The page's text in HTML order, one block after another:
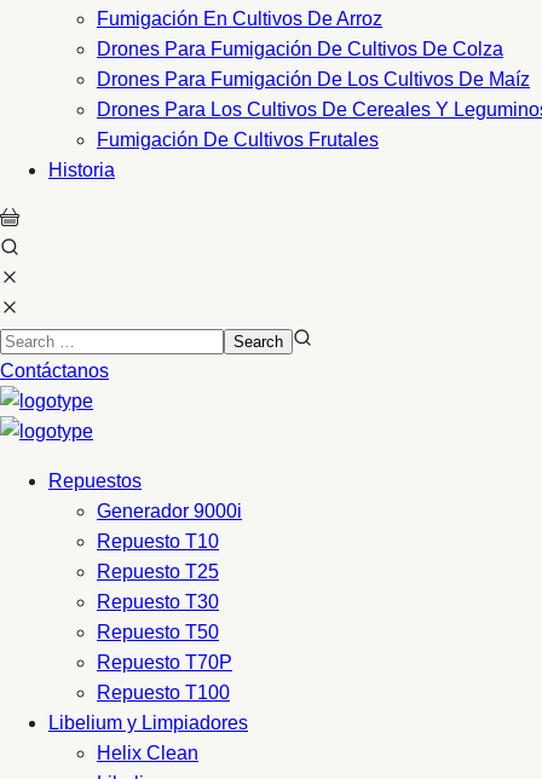
Fumigación En Cultivos De Arroz
Drones Para Fumigación De Cultivos De Colza
Drones Para Fumigación De Los Cultivos De Maíz
Drones Para Los Cultivos De Cereales Y
Fumigación De Cultivos Frutales
Historia
Contáctanos
Repuestos
Generador 9000i
Repuesto T10
Repuesto T25
Repuesto T30
Repuesto T50
Repuesto T70P
Repuesto T100
Libelium y Limpiadores
Helix Clean